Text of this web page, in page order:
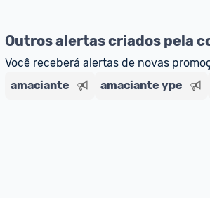
- É necessário ter o valor total da
MagaluPay;
- Caso você não tenha saldo, o
- Você pode transferir a quantia da
Outros alertas criados pela
Você receberá alertas de novas
amaciante
amaciante ype